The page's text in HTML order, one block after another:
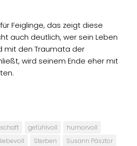
Feiglinge, das zeigt diese
auch deutlich, wer sein Leben
mit den Traumata der
wird seinem Ende eher mit
gefühlvoll
humorvoll
liebevoll Sterben
Susann Pásztor